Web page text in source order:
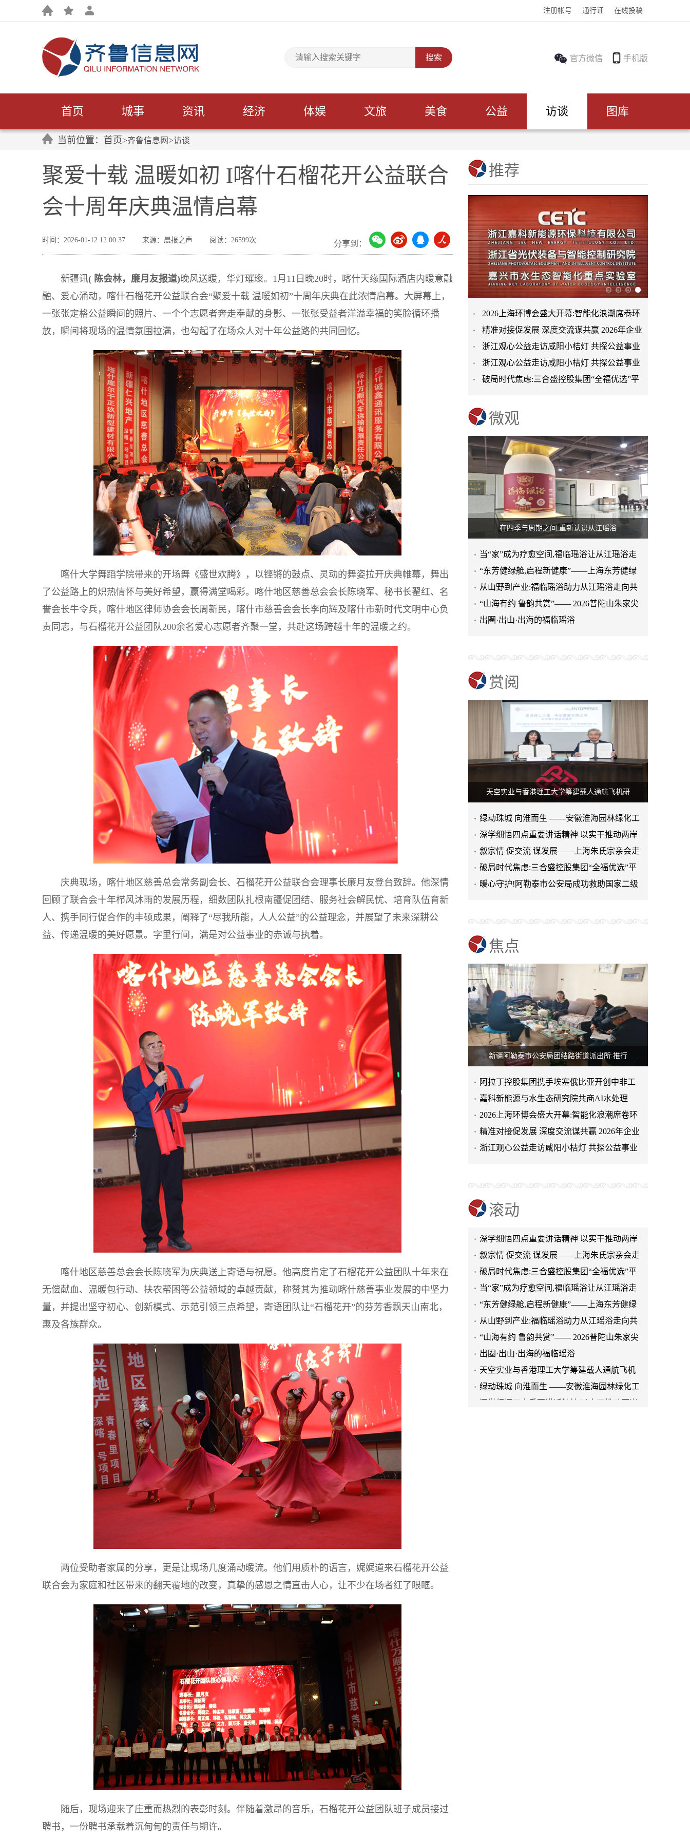
注册帐号 通行证 在线投稿
官方微信 手机版
首页 城事 资讯 经济 体娱 文旅 美食 公益 访谈 图库
当前位置：首页>齐鲁信息网 >访谈
聚爱十载 温暖如初 I喀什石榴花开公益联合
会十周年庆典温情启幕
时间：2026-01-12 12:00:37 来源：晨报之声 阅读：26599次 分享到：
新疆讯( 陈会林，廉月友报道)晚风送暖，华灯璀璨。1月11日晚20时，喀什天缘国际酒店内暖意融
融、爱心涌动，喀什石榴花开公益联合会“聚爱十载 温暖如初”十周年庆典在此浓情启幕。大屏幕上，
一张张定格公益瞬间的照片、一个个志愿者奔走奉献的身影、一张张受益者洋溢幸福的笑脸循环播
放，瞬间将现场的温情氛围拉满，也勾起了在场众人对十年公益路的共同回忆。
喀什大学舞蹈学院带来的开场舞《盛世欢腾》，以铿锵的鼓点、灵动的舞姿拉开庆典帷幕，舞出
了公益路上的炽热情怀与美好希望，赢得满堂喝彩。喀什地区慈善总会会长陈晓军、秘书长翟红、名
誉会长牛令兵，喀什地区律师协会会长周新民，喀什市慈善会会长李向辉及喀什市新时代文明中心负
责同志，与石榴花开公益团队200余名爱心志愿者齐聚一堂，共赴这场跨越十年的温暖之约。
庆典现场，喀什地区慈善总会常务副会长、石榴花开公益联合会理事长廉月友登台致辞。他深情
回顾了联合会十年栉风沐雨的发展历程，细数团队扎根南疆促团结、服务社会解民忧、培育队伍育新
人、携手同行促合作的丰硕成果，阐释了“尽我所能，人人公益”的公益理念，并展望了未来深耕公
益、传递温暖的美好愿景。字里行间，满是对公益事业的赤诚与执着。
喀什地区慈善总会会长陈晓军为庆典送上寄语与祝愿。他高度肯定了石榴花开公益团队十年来在
无偿献血、温暖包行动、扶农帮困等公益领域的卓越贡献，称赞其为推动喀什慈善事业发展的中坚力
量，并提出坚守初心、创新模式、示范引领三点希望，寄语团队让“石榴花开”的芬芳香飘天山南北，
惠及各族群众。
两位受助者家属的分享，更是让现场几度涌动暖流。他们用质朴的语言，娓娓道来石榴花开公益
联合会为家庭和社区带来的翻天覆地的改变，真挚的感恩之情直击人心，让不少在场者红了眼眶。
随后，现场迎来了庄重而热烈的表彰时刻。伴随着激昂的音乐，石榴花开公益团队班子成员接过
聘书，一份聘书承载着沉甸甸的责任与期许。
推荐
2026上海环博会盛大开幕:智能化浪潮席卷环
保产业
精准对接促发展 深度交流谋共赢 2026年企业
投融资交流活动第二
浙江观心公益走访咸阳小桔灯 共探公益事业
可持续发展新路径
浙江观心公益走访咸阳小桔灯 共探公益事业
可持续发展新路径
破局时代焦虑:三合盛控股集团“全福优选”平
微观
在四季与周期之间,重新认识从江瑶浴
当“家”成为疗愈空间,福临瑶浴让从江瑶浴走
进日常生活
“东芳健绿舱,启程新健康”——上海东芳健绿
AI智能养身舱品牌发
从山野到产业:福临瑶浴助力从江瑶浴走向共
赢之路
“山海有约 鲁韵共赏”—— 2026普陀山朱家尖
文旅推介会亮相泉城
出圈·出山·出海的福临瑶浴
赏阅
天空实业与香港理工大学筹建载人通航飞机研
绿动珠城 向淮而生 ——安徽淮海园林绿化工
程有限公司发展纪实
深学细悟四点重要讲话精神 以实干推动两岸
融合发展
叙宗情 促交流 谋发展——上海朱氏宗亲会走
进上海晨烨家具有限公
破局时代焦虑:三合盛控股集团“全福优选”平
台正式启航
暖心守护!阿勒泰市公安局成功救助国家二级
焦点
新疆阿勒泰市公安局团结路街道派出所:推行
阿拉丁控股集团携手埃塞俄比亚开创中非工
业农业合作新篇章
嘉科新能源与水生态研究院共商AI水处理
2026上海环博会盛大开幕:智能化浪潮席卷环
保产业
精准对接促发展 深度交流谋共赢 2026年企业
投融资交流活动第二
浙江观心公益走访咸阳小桔灯 共探公益事业
滚动
当“家”成为疗愈空间,福临瑶浴让从江瑶浴走
进日常生活
“东芳健绿舱,启程新健康”——上海东芳健绿
AI智能养身舱品牌发布会圆满成功
从山野到产业:福临瑶浴助力从江瑶浴走向共
赢之路
“山海有约 鲁韵共赏”—— 2026普陀山朱家尖
天空实业与香港理工大学筹建载人通航飞机
研究院
绿动珠城 向淮而生 ——安徽淮海园林绿化工
程有限公司发展纪实
深学细悟四点重要讲话精神 以实干推动两岸
融合发展
叙宗情 促交流 谋发展——上海朱氏宗亲会走
进上海晨烨家具有限公司
破局时代焦虑:三合盛控股集团“全福优选”平
台正式启航
当“家”成为疗愈空间,福临瑶浴让从江瑶浴走
进日常生活
“东芳健绿舱,启程新健康”——上海东芳健绿
AI智能养身舱品牌发布会圆满成功
从山野到产业:福临瑶浴助力从江瑶浴走向共
赢之路
“山海有约 鲁韵共赏”—— 2026普陀山朱家尖
文旅推介会亮相泉城济南
出圈·出山·出海的福临瑶浴
天空实业与香港理工大学筹建载人通航飞机
研究院
绿动珠城 向淮而生 ——安徽淮海园林绿化工
程有限公司发展纪实
深学细悟四点重要讲话精神 以实干推动两岸
融合发展
叙宗情 促交流 谋发展——上海朱氏宗亲会走